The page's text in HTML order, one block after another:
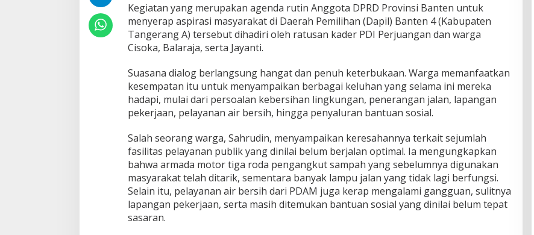
a
n
g
u
a
n
h
i
n
g
a
a
n
s
o
s
M
Kegiatan yang merupakan agenda rutin Anggota DPRD Provinsi Banten untuk
menyerap aspirasi masyarakat di Daerah Pemilihan (Dapil) Banten 4 (Kabupaten
Tangerang A) tersebut dihadiri oleh ratusan kader PDI Perjuangan dan warga
Cisoka, Balaraja, serta Jayanti.
Suasana dialog berlangsung hangat dan penuh keterbukaan. Warga memanfaatkan
kesempatan itu untuk menyampaikan berbagai keluhan yang selama ini mereka
hadapi, mulai dari persoalan kebersihan lingkungan, penerangan jalan, lapangan
pekerjaan, pelayanan air bersih, hingga penyaluran bantuan sosial.
Salah seorang warga, Sahrudin, menyampaikan keresahannya terkait sejumlah
fasilitas pelayanan publik yang dinilai belum berjalan optimal. Ia mengungkapkan
bahwa armada motor tiga roda pengangkut sampah yang sebelumnya digunakan
masyarakat telah ditarik, sementara banyak lampu jalan yang tidak lagi berfungsi.
Selain itu, pelayanan air bersih dari PDAM juga kerap mengalami gangguan, sulitnya
lapangan pekerjaan, serta masih ditemukan bantuan sosial yang dinilai belum tepat
sasaran.